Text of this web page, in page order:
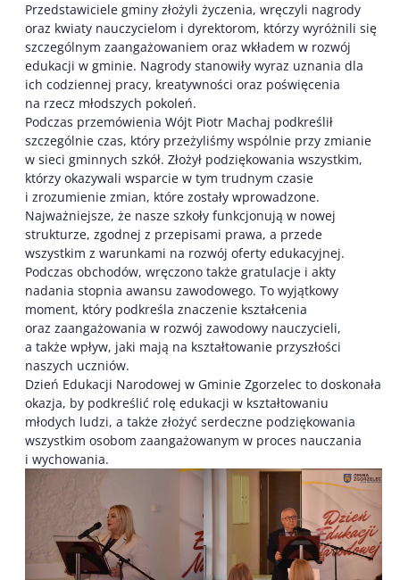
Przedstawiciele gminy złożyli życzenia, wręczyli nagrody
oraz kwiaty nauczycielom i dyrektorom, którzy wyróżnili się
szczególnym zaangażowaniem oraz wkładem w rozwój
edukacji w gminie. Nagrody stanowiły wyraz uznania dla
ich codziennej pracy, kreatywności oraz poświęcenia
na rzecz młodszych pokoleń.
Podczas przemówienia Wójt Piotr Machaj podkreślił
szczególnie czas, który przeżyliśmy wspólnie przy zmianie
w sieci gminnych szkół. Złożył podziękowania wszystkim,
którzy okazywali wsparcie w tym trudnym czasie
i zrozumienie zmian, które zostały wprowadzone.
Najważniejsze, że nasze szkoły funkcjonują w nowej
strukturze, zgodnej z przepisami prawa, a przede
wszystkim z warunkami na rozwój oferty edukacyjnej.
Podczas obchodów, wręczono także gratulacje i akty
nadania stopnia awansu zawodowego. To wyjątkowy
moment, który podkreśla znaczenie kształcenia
oraz zaangażowania w rozwój zawodowy nauczycieli,
a także wpływ, jaki mają na kształtowanie przyszłości
naszych uczniów.
Dzień Edukacji Narodowej w Gminie Zgorzelec to doskonała
okazja, by podkreślić rolę edukacji w kształtowaniu
młodych ludzi, a także złożyć serdeczne podziękowania
wszystkim osobom zaangażowanym w proces nauczania
i wychowania.